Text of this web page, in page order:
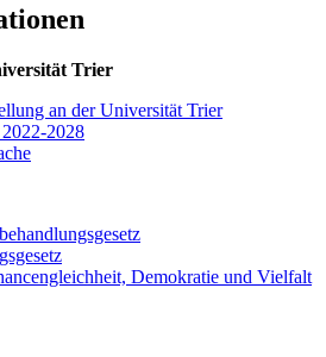
Trier
an der Universität Trier
2028
Demokratie und Vielfalt